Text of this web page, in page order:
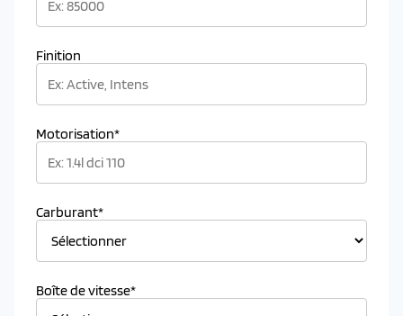
Finition
Motorisation*
Carburant*
Boîte de vitesse*